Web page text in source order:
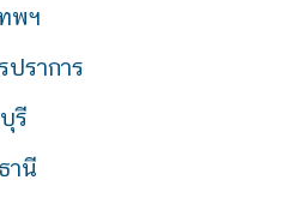
พฯ
ปราการ
รี
านี